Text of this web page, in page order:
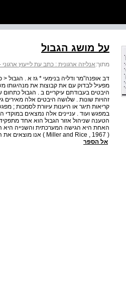
על מושג הגבול
מתוך:אנליזה ארגונית : כתב עת לייעוץ ארגוני -
דב אופנה"מר ודליה בנימעי * גז א . הגבול
מפעיל לבדוק עם את קבוצות את מנהיגותו
היבטים בעבודתם עיקריים ב . הגבול
זהויות שונות . שלושה היבטים אלה מאירים
קריאות תיגר או היענות עיוורת לסמכות ;
במפגש ועוד . עניינים אלה נמצאים במוקדי
הטענה שניהול אזור הגבול הוא אחד
האחת היא הגישה המערכתית והשנייה היא
אל הספר